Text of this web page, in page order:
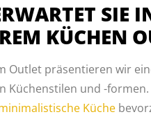
SIE
KÜCHEN
Outlet präsentieren wir
Küchenstilen und -formen.
Küche